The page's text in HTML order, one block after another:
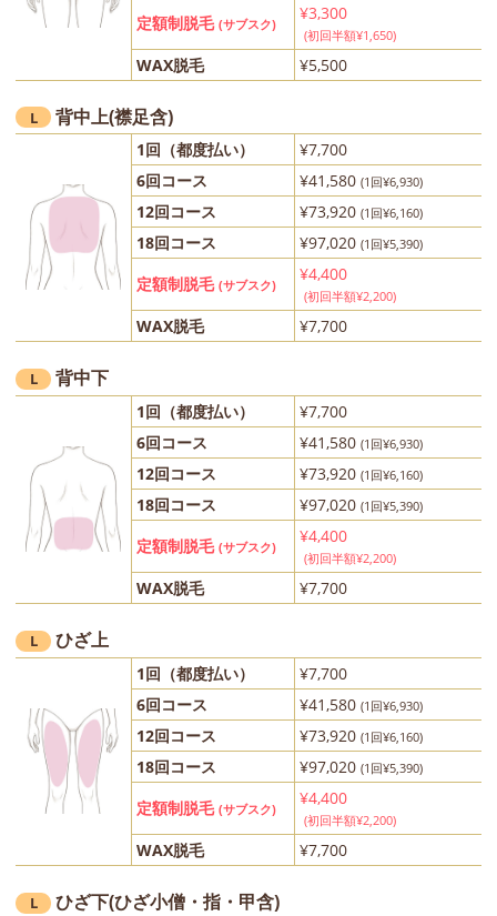
定額制脱毛 (サブスク)
¥3,300
(初回半額¥1,650)
WAX脱毛 ¥5,500
L 背中上(襟足含)
1回（都度払い）
¥7,700
6回コース
¥41,580 (1回¥6,930)
12回コース ¥73,920 (1回¥6,160)
18回コース ¥97,020 (1回¥5,390)
定額制脱毛 (サブスク)
¥4,400
(初回半額¥2,200)
WAX脱毛 ¥7,700
L 背中下
1回（都度払い）
¥7,700
6回コース
¥41,580 (1回¥6,930)
12回コース ¥73,920 (1回¥6,160)
18回コース ¥97,020 (1回¥5,390)
定額制脱毛 (サブスク)
¥4,400
(初回半額¥2,200)
WAX脱毛 ¥7,700
L ひざ上
1回（都度払い）
¥7,700
6回コース
¥41,580 (1回¥6,930)
12回コース ¥73,920 (1回¥6,160)
18回コース ¥97,020 (1回¥5,390)
定額制脱毛 (サブスク)
¥4,400
(初回半額¥2,200)
WAX脱毛 ¥7,700
L ひざ下(ひざ小僧・指・甲含)